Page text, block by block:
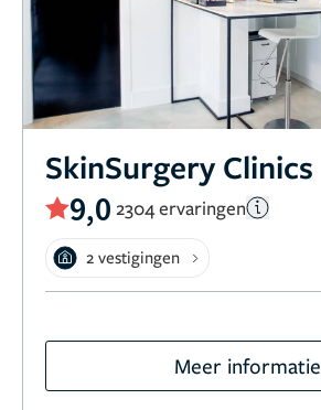
SkinSurgery Clinics
9,0 2304 ervaringen
2 vestigingen
Meer informatie